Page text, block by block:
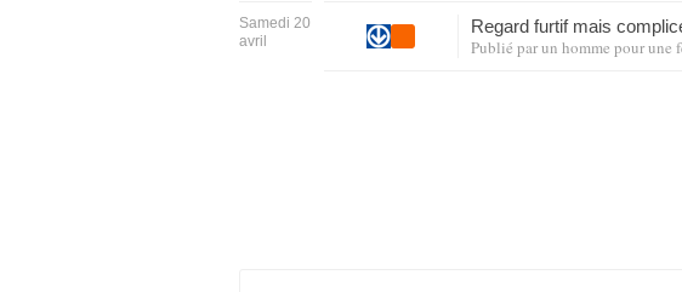
Samedi 20
avril
Regard furtif mais
Publié parun homme pour une